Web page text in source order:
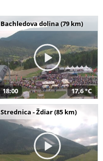
Bachledova dolina (79 km)
18:00 17,6 °C
Strednica - Ždiar (85 km)